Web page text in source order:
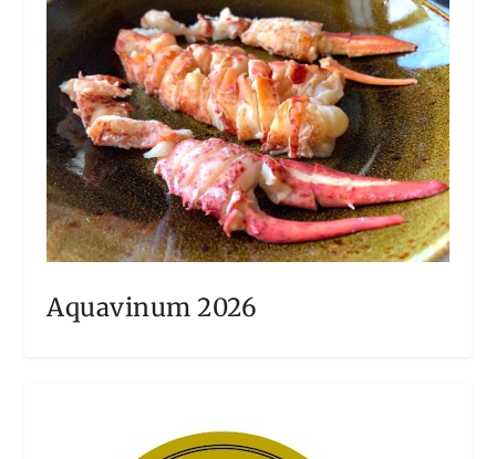
Aquavinum 2026